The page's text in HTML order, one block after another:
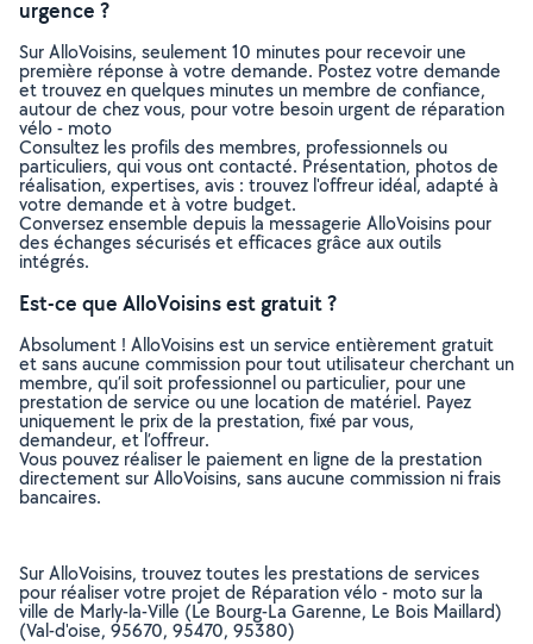
urgence ?
Sur AlloVoisins, seulement 10 minutes pour recevoir une
première réponse à votre demande. Postez votre demande
et trouvez en quelques minutes un membre de confiance,
autour de chez vous, pour votre besoin urgent de réparation
vélo - moto
Consultez les profils des membres, professionnels ou
particuliers, qui vous ont contacté. Présentation, photos de
réalisation, expertises, avis : trouvez l'offreur idéal, adapté à
votre demande et à votre budget.
Conversez ensemble depuis la messagerie AlloVoisins pour
des échanges sécurisés et efficaces grâce aux outils
intégrés.
Est-ce que AlloVoisins est gratuit ?
Absolument ! AlloVoisins est un service entièrement gratuit
et sans aucune commission pour tout utilisateur cherchant un
membre, qu’il soit professionnel ou particulier, pour une
prestation de service ou une location de matériel. Payez
uniquement le prix de la prestation, fixé par vous,
demandeur, et l’offreur.
Vous pouvez réaliser le paiement en ligne de la prestation
directement sur AlloVoisins, sans aucune commission ni frais
bancaires.
Sur AlloVoisins, trouvez toutes les prestations de services
pour réaliser votre projet de Réparation vélo - moto sur la
ville de Marly-la-Ville (Le Bourg-La Garenne, Le Bois Maillard)
(Val-d'oise, 95670, 95470, 95380)